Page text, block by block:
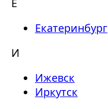
Е
Екатеринбург
И
Ижевск
Иркутск